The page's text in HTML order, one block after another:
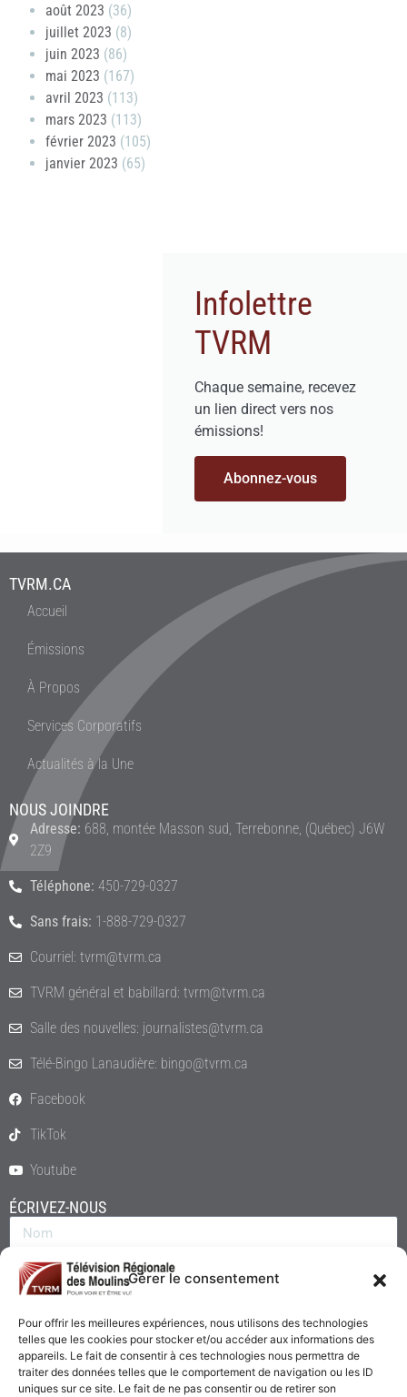
Gérer le consentement
Pour offrir les meilleures expériences, nous utilisons des technologies
telles que les cookies pour stocker et/ou accéder aux informations des
appareils. Le fait de consentir à ces technologies nous permettra de
traiter des données telles que le comportement de navigation ou les ID
uniques sur ce site. Le fait de ne pas consentir ou de retirer son
août 2023 (36)
juillet 2023 (8)
juin 2023 (86)
mai 2023 (167)
avril 2023 (113)
mars 2023 (113)
février 2023 (105)
janvier 2023 (65)
Infolettre
TVRM
Chaque semaine, recevez
un lien direct vers nos
émissions!
Abonnez-vous
TVRM.CA
Accueil
Émissions
À Propos
Services Corporatifs
Actualités à la Une
NOUS JOINDRE
Adresse: 688, montée Masson sud, Terrebonne, (Québec) J6W
2Z9
Téléphone: 450-729-0327
Sans frais: 1-888-729-0327
Courriel: tvrm@tvrm.ca
TVRM général et babillard: tvrm@tvrm.ca
Salle des nouvelles: journalistes@tvrm.ca
Télé-Bingo Lanaudière: bingo@tvrm.ca
Facebook
TikTok
Youtube
ÉCRIVEZ-NOUS